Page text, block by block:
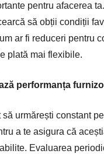
pentru afacerea
să obții condiții
ar fi reduceri pentru
plată mai flexibile.
performanța
să urmărești constant
a te asigura că
Evaluarea